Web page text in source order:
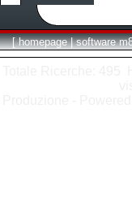
[ homepage | software